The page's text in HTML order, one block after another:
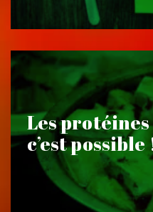
Les
c’est possible